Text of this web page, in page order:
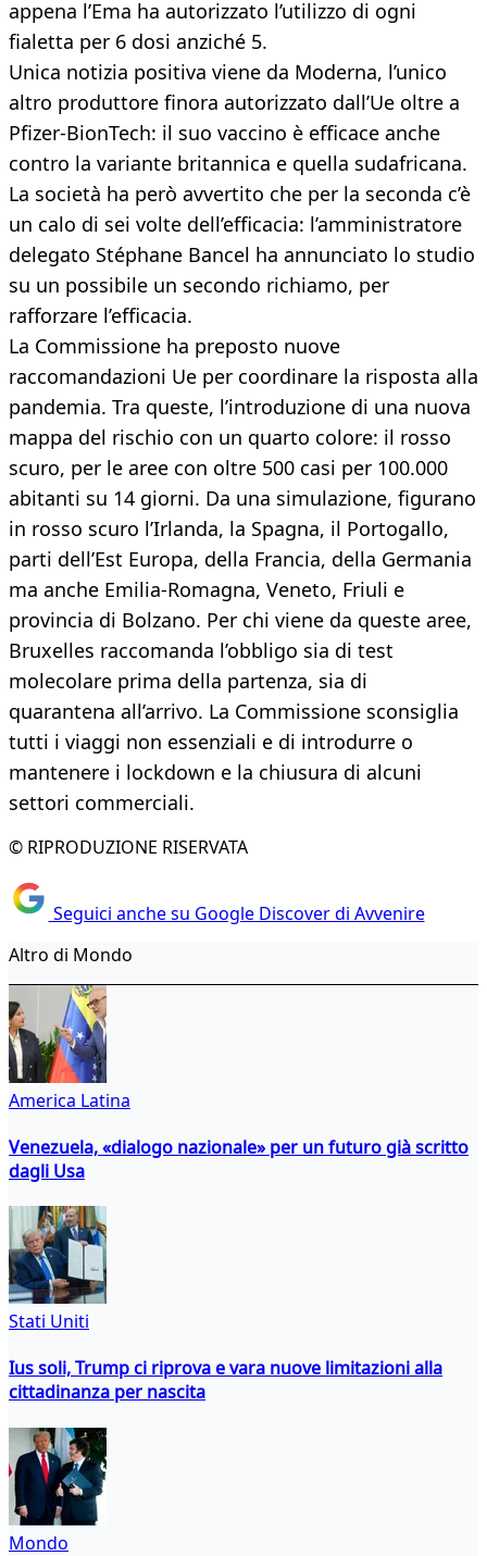
appena l’Ema ha autorizzato l’utilizzo di ogni
fialetta per 6 dosi anziché 5.
Unica notizia positiva viene da Moderna, l’unico
altro produttore finora autorizzato dall’Ue oltre a
Pfizer-BionTech: il suo vaccino è efficace anche
contro la variante britannica e quella sudafricana.
La società ha però avvertito che per la seconda c’è
un calo di sei volte dell’efficacia: l’amministratore
delegato Stéphane Bancel ha annunciato lo studio
su un possibile un secondo richiamo, per
rafforzare l’efficacia.
La Commissione ha preposto nuove
raccomandazioni Ue per coordinare la risposta alla
pandemia. Tra queste, l’introduzione di una nuova
mappa del rischio con un quarto colore: il rosso
scuro, per le aree con oltre 500 casi per 100.000
abitanti su 14 giorni. Da una simulazione, figurano
in rosso scuro l’Irlanda, la Spagna, il Portogallo,
parti dell’Est Europa, della Francia, della Germania
ma anche Emilia-Romagna, Veneto, Friuli e
provincia di Bolzano. Per chi viene da queste aree,
Bruxelles raccomanda l’obbligo sia di test
molecolare prima della partenza, sia di
quarantena all’arrivo. La Commissione sconsiglia
tutti i viaggi non essenziali e di introdurre o
mantenere i lockdown e la chiusura di alcuni
settori commerciali.
© RIPRODUZIONE RISERVATA
Seguici anche su Google Discover di Avvenire
Altro di Mondo
America Latina
Venezuela, «dialogo nazionale» per un futuro già scritto
dagli Usa
Stati Uniti
Ius soli, Trump ci riprova e vara nuove limitazioni alla
cittadinanza per nascita
Mondo